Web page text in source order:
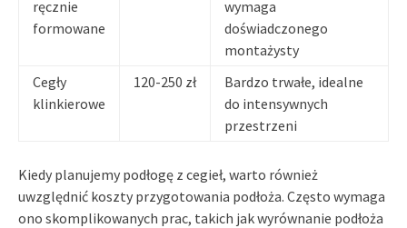
ręcznie
formowane
wymaga
doświadczonego
montażysty
Cegły
klinkierowe
120-250 zł
Bardzo trwałe, idealne
do intensywnych
przestrzeni
Kiedy planujemy podłogę z cegieł, warto również
uwzględnić koszty przygotowania podłoża. Często wymaga
ono skomplikowanych prac, takich jak wyrównanie podłoża